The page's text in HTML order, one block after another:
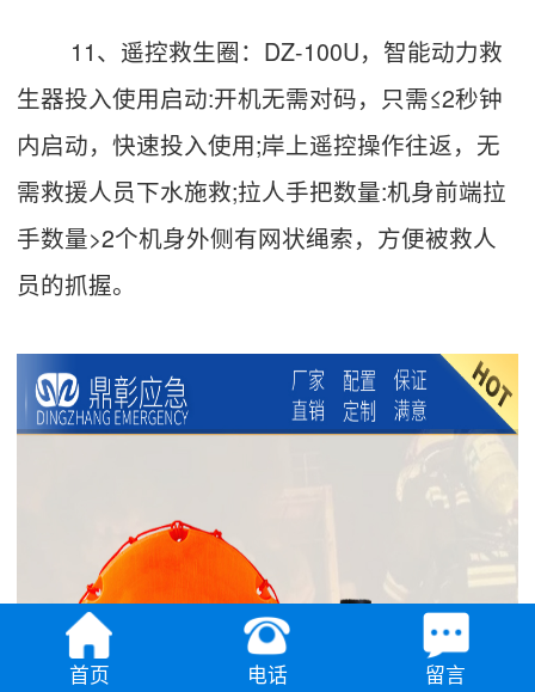
11、遥控救生圈：DZ-100U，智能动力救
生器投入使用启动:开机无需对码，只需≤2秒钟
内启动，快速投入使用;岸上遥控操作往返，无
需救援人员下水施救;拉人手把数量:机身前端拉
手数量>2个机身外侧有网状绳索，方便被救人
员的抓握。
首页 电话 留言